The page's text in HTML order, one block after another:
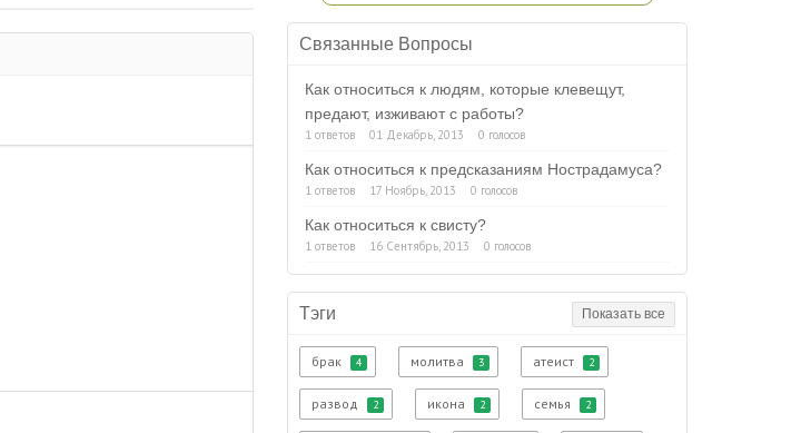
Связанные Вопросы
Как относиться к людям, которые клевещут,
предают, изживают с работы?
1 ответов 01 Декабрь, 2013 0 голосов
Как относиться к предсказаниям Нострадамуса?
1 ответов 17 Ноябрь, 2013 0 голосов
Как относиться к свисту?
1 ответов 16 Сентябрь, 2013 0 голосов
Тэги Показать все
брак 4 молитва 3 атеист 2
развод 2 икона 2 семья 2